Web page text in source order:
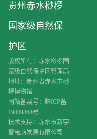
贵州赤水桫椤
国家级自然保
护区
版权所有：赤水桫椤国
家级自然保护区管理局
地址：贵州省赤水市桫
椤博物馆
网站备案号：黔ICP备
19009868号
技术支持：赤水市新宇
智电脑发展有限公司